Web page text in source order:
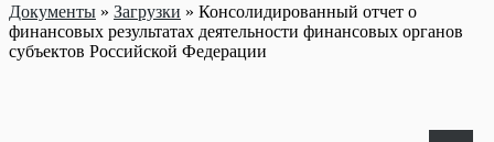
Документы » Загрузки » Консолидированный отчет о
финансовых результатах деятельности финансовых органов
субъектов Российской Федерации